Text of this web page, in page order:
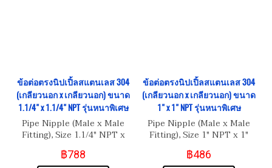
ข้อต่อตรงนิปเปิ้ลสแตนเลส 304
(เกลียวนอก x เกลียวนอก) ขนาด
1.1/4" x 1.1/4" NPT รุ่นหนาพิเศษ
Pipe Nipple (Male x Male
Fitting), Size 1.1/4" NPT x
฿788
ข้อต่อตรงนิปเปิ้ลสแตนเลส 304
(เกลียวนอก x เกลียวนอก) ขนาด
1" x 1" NPT รุ่นหนาพิเศษ
Pipe Nipple (Male x Male
Fitting), Size 1" NPT x 1"
฿486